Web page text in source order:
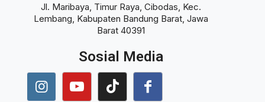
Jl. Maribaya, Timur Raya, Cibodas, Kec.
Lembang, Kabupaten Bandung Barat, Jawa
Barat 40391
Sosial Media